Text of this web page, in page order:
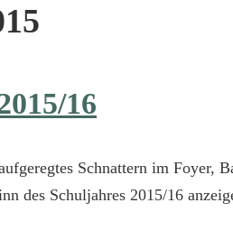
16
Schnattern im Foyer,
des Schuljahres 2015/16